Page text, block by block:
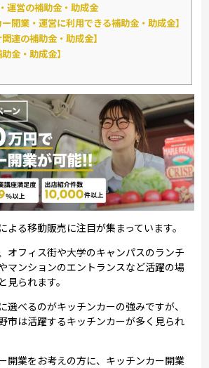
運営の補助金・助成金
ー開業・運営に利用できる補助金・助成金】
連の補助金・助成金】
金・助成金】
よる移動販売に注目が集まっています。
オフィス街や大学のキャンパスのランチ
マンションのエントランスなど活躍の場
見られます。
選べるのがキッチンカーの強みですが、
市は活躍するキッチンカーが多く見られ
開業をお考えの方に、キッチンカー開業